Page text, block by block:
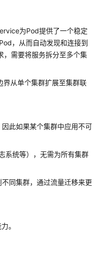
为Pod提供了一个稳定
，从而自动发现和连接到
，需要将服务拆分至多个集
从单个集群扩展至集群联
此如果某个集群中应用不可
系统等），无需为所有集群
同集群，通过流量迁移来更
。